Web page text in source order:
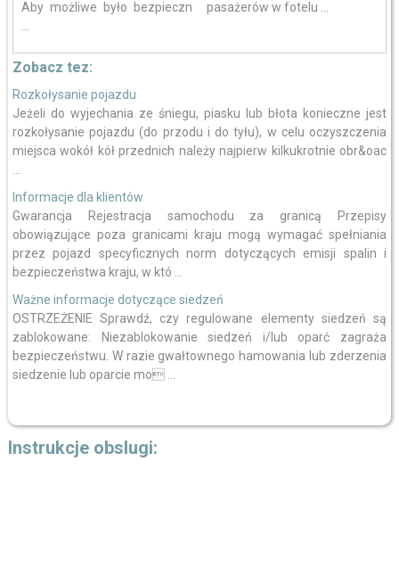
Aby możliwe było bezpieczn
pasażerów w fotelu ...
Zobacz tez:
Rozkołysanie pojazdu
Jeżeli do wyjechania ze śniegu, piasku lub błota konieczne jest
rozkołysanie pojazdu (do przodu i do tyłu), w celu oczyszczenia
miejsca wokół kół przednich należy najpierw kilkukrotnie obr&oac
Informacje dla klientów
Gwarancja Rejestracja samochodu za granicą Przepisy
obowiązujące poza granicami kraju mogą wymagać spełniania
przez pojazd specyficznych norm dotyczących emisji spalin i
bezpieczeństwa kraju, w któ ...
Ważne informacje dotyczące siedzeń
OSTRZEŻENIE Sprawdź, czy regulowane elementy siedzeń są
zablokowane: Niezablokowanie siedzeń i/lub oparć zagraża
bezpieczeństwu. W razie gwałtownego hamowania lub zderzenia
siedzenie lub oparcie mo ...
Instrukcje obslugi: